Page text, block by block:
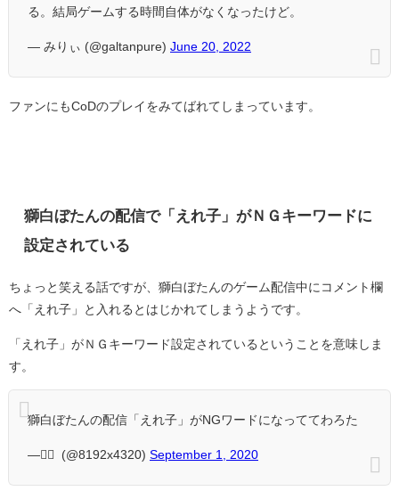
る。結局ゲームする時間自体がなくなったけど。
— みりぃ (@galtanpure) June 20, 2022
ファンにもCoDのプレイをみてばれてしまっています。
獅白ぼたんの配信で「えれ子」がＮＧキーワードに
設定されている
ちょっと笑える話ですが、獅白ぼたんのゲーム配信中にコメント欄
へ「えれ子」と入れるとはじかれてしまうようです。
「えれ子」がＮＧキーワード設定されているということを意味しま
す。
獅白ぼたんの配信「えれ子」がNGワードになっててわろた
— ْْ (@8192x4320) September 1, 2020